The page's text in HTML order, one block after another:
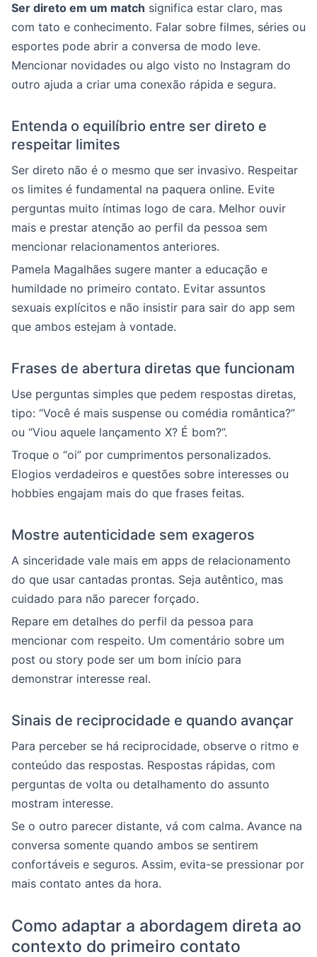
Ser direto em um match significa estar claro, mas
com tato e conhecimento. Falar sobre filmes, séries ou
esportes pode abrir a conversa de modo leve.
Mencionar novidades ou algo visto no Instagram do
outro ajuda a criar uma conexão rápida e segura.
Entenda o equilíbrio entre ser direto e
respeitar limites
Ser direto não é o mesmo que ser invasivo. Respeitar
os limites é fundamental na paquera online. Evite
perguntas muito íntimas logo de cara. Melhor ouvir
mais e prestar atenção ao perfil da pessoa sem
mencionar relacionamentos anteriores.
Pamela Magalhães sugere manter a educação e
humildade no primeiro contato. Evitar assuntos
sexuais explícitos e não insistir para sair do app sem
que ambos estejam à vontade.
Frases de abertura diretas que funcionam
Use perguntas simples que pedem respostas diretas,
tipo: “Você é mais suspense ou comédia romântica?”
ou “Viou aquele lançamento X? É bom?”.
Troque o “oi” por cumprimentos personalizados.
Elogios verdadeiros e questões sobre interesses ou
hobbies engajam mais do que frases feitas.
Mostre autenticidade sem exageros
A sinceridade vale mais em apps de relacionamento
do que usar cantadas prontas. Seja autêntico, mas
cuidado para não parecer forçado.
Repare em detalhes do perfil da pessoa para
mencionar com respeito. Um comentário sobre um
post ou story pode ser um bom início para
demonstrar interesse real.
Sinais de reciprocidade e quando avançar
Para perceber se há reciprocidade, observe o ritmo e
conteúdo das respostas. Respostas rápidas, com
perguntas de volta ou detalhamento do assunto
mostram interesse.
Se o outro parecer distante, vá com calma. Avance na
conversa somente quando ambos se sentirem
confortáveis e seguros. Assim, evita-se pressionar por
mais contato antes da hora.
Como adaptar a abordagem direta ao
contexto do primeiro contato